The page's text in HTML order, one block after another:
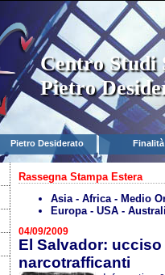
Centro Studi
Pietro
Pietro Desiderato Finalità
Rassegna Stampa Estera
Asia - Africa - Medio
Europa - USA -
04/09/2009
El Salvador:
narcotrafficanti